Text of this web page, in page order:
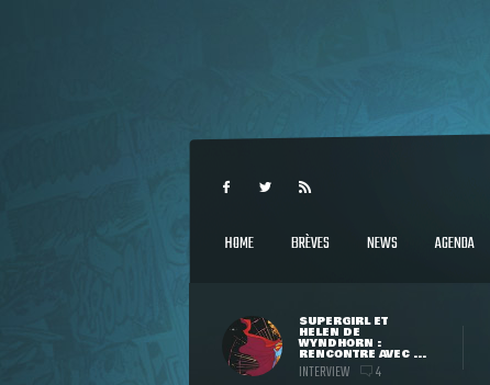
HOME BRÈVES NEWS AGENDA
SUPERGIRL ET
HELEN DE
WYNDHORN :
RENCONTRE AVEC ...
INTERVIEW 4